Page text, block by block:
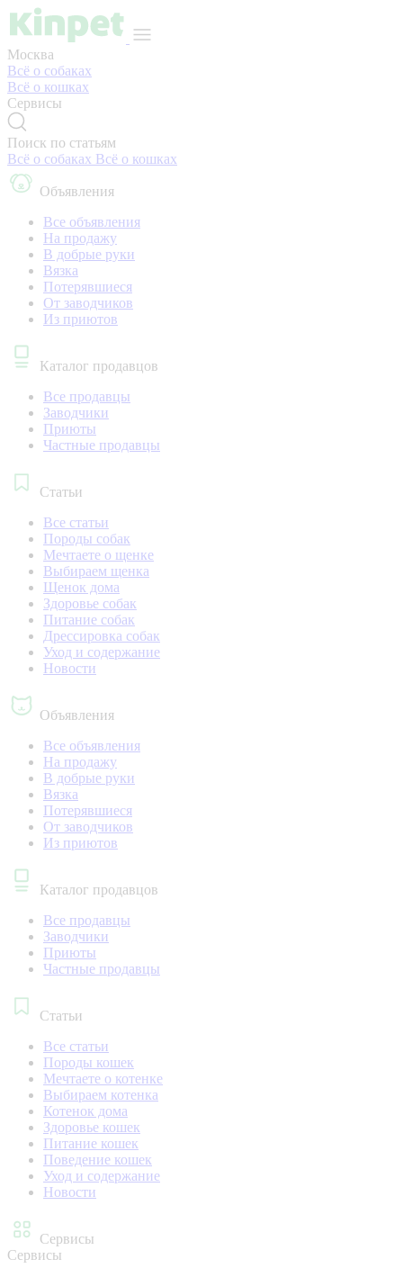
Москва
Всё о собаках
Всё о кошках
Сервисы
Поиск по статьям
Всё о собаках Всё о кошках
Объявления
Все объявления
На продажу
В добрые руки
Вязка
Потерявшиеся
От заводчиков
Из приютов
Каталог продавцов
Все продавцы
Заводчики
Приюты
Частные продавцы
Статьи
Все статьи
Породы собак
Мечтаете о щенке
Выбираем щенка
Щенок дома
Здоровье собак
Питание собак
Дрессировка собак
Уход и содержание
Новости
Объявления
Все объявления
На продажу
В добрые руки
Вязка
Потерявшиеся
От заводчиков
Из приютов
Каталог продавцов
Все продавцы
Заводчики
Приюты
Частные продавцы
Статьи
Все статьи
Породы кошек
Мечтаете о котенке
Выбираем котенка
Котенок дома
Здоровье кошек
Питание кошек
Поведение кошек
Уход и содержание
Новости
Сервисы
Сервисы